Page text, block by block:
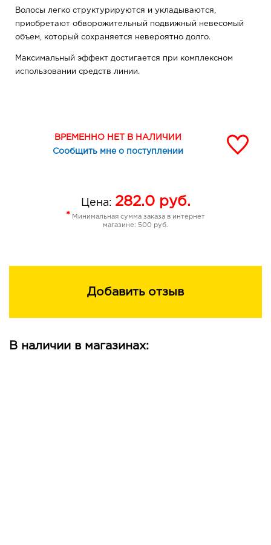
Волосы легко структурируются и укладываются,
приобретают обворожительный подвижный невесомый
объем, который сохраняется невероятно долго.
Максимальный эффект достигается при комплексном
использовании средств линии.
ВРЕМЕННО НЕТ В НАЛИЧИИ
Сообщить мне о поступлении
Цена: 282.0руб.
* Минимальная сумма заказа в интернет
магазине: 500 руб.
Добавить отзыв
В наличии в магазинах: